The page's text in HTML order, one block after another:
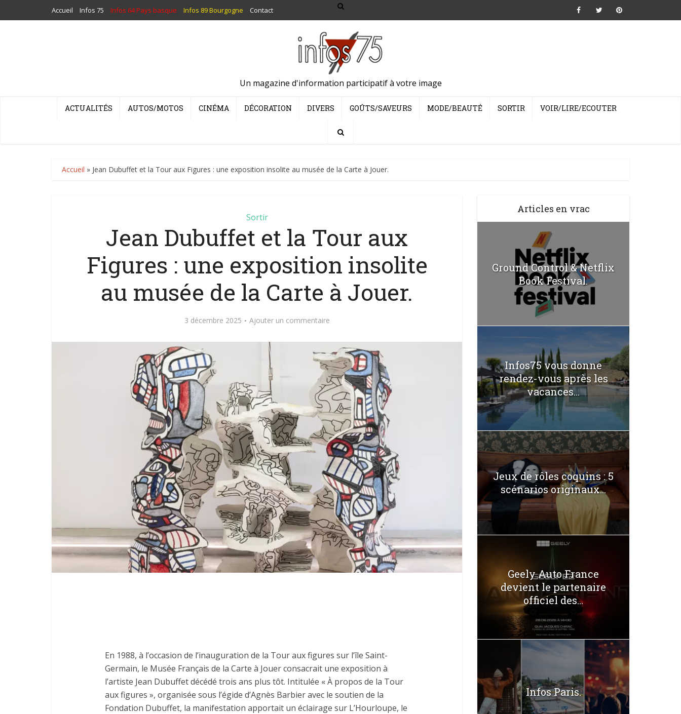
Accueil Infos 75 Infos 64 Pays basque Infos 89 Bourgogne Contact
Un magazine d'information participatif à votre image
ACTUALITÉS AUTOS/MOTOS CINÉMA DÉCORATION DIVERS GOÛTS/SAVEURS MODE/BEAUTÉ SORTIR VOIR/LIRE/ECOUTER
Accueil » Jean Dubuffet et la Tour aux Figures : une exposition insolite au musée de la Carte à Jouer.
Sortir
Jean Dubuffet et la Tour aux
Figures : une exposition insolite
au musée de la Carte à Jouer.
3 décembre 2025 Ajouter un commentaire
En 1988, à l’occasion de l’inauguration de la Tour aux figures sur l’île Saint-
Germain, le Musée Français de la Carte à Jouer consacrait une exposition à
l’artiste Jean Dubuffet décédé trois ans plus tôt. Intitulée « À propos de la Tour
aux figures », organisée sous l’égide d’Agnès Barbier avec le soutien de la
Fondation Dubuffet, la manifestation apportait un éclairage sur L’Hourloupe, le
Articles en vrac
Ground Control & Netflix
Book Festival.
Infos75 vous donne
rendez-vous après les
vacances...
Jeux de rôles coquins : 5
scénarios originaux...
Geely Auto France
devient le partenaire
officiel des...
Infos Paris.